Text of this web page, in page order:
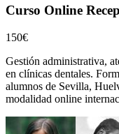
Curso Online
150€
Gestión administrativa,
en clínicas dentales.
alumnos de Sevilla,
modalidad online